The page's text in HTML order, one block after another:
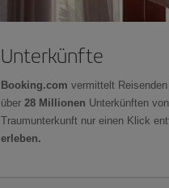
Unterkünfte
Booking.com vermittelt
über 28 Millionen Unterkünften
Traumunterkunft nur einen Klick
erleben.